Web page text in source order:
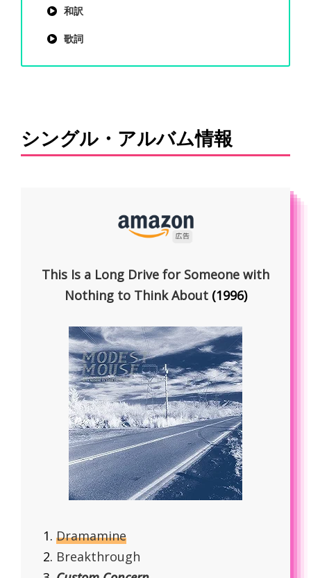
和訳
歌詞
シングル・アルバム情報
This Is a Long Drive for Someone with
Nothing to Think About(1996)
Dramamine
Breakthrough